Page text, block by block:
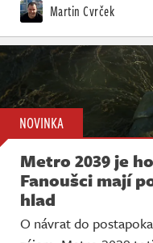
Martin Cvrček
NOVINKA
Metro 2039 je
Fanoušci mají
hlad
O návrat do